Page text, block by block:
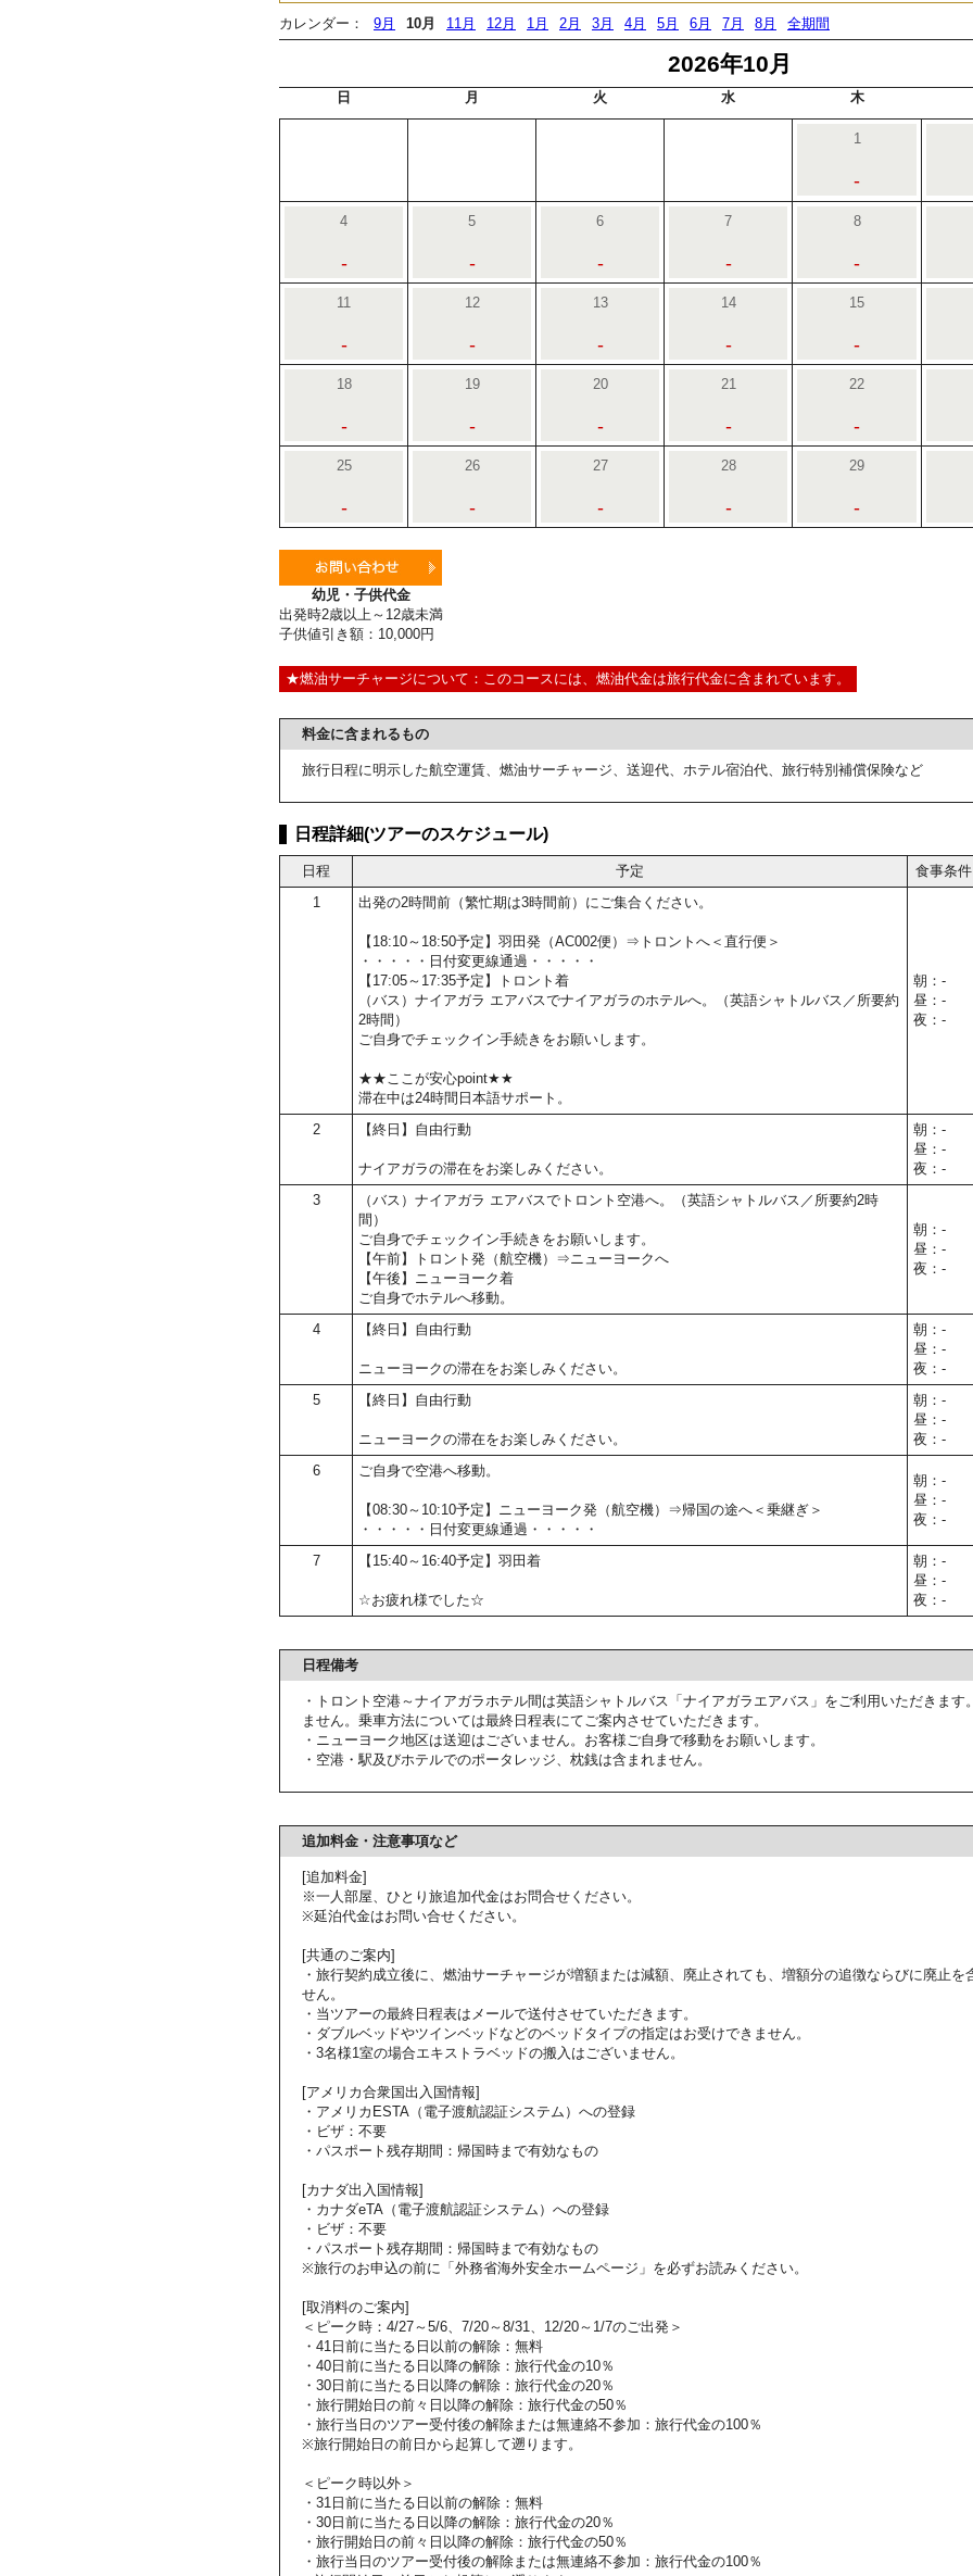
カレンダー： 9月 10月 11月 12月 1月 2月 3月 4月 5月 6月 7月 8月 全期間
2026年10月
日 月 火 水 木
1
-
4
-
5
-
6
-
7
-
8
-
11
-
12
-
13
-
14
-
15
-
18
-
19
-
20
-
21
-
22
-
25
-
26
-
27
-
28
-
29
-
幼児・子供代金
出発時2歳以上～12歳未満
子供値引き額：10,000円
★燃油サーチャージについて：このコースには、燃油代金は旅行代金に含まれています。
料金に含まれるもの
旅行日程に明示した航空運賃、燃油サーチャージ、送迎代、ホテル宿泊代、旅行特別補償保険など
日程詳細(ツアーのスケジュール)
日程 予定 食事条件
1
出発の2時間前（繁忙期は3時間前）にご集合ください。
【18:10～18:50予定】羽田発（AC002便）⇒トロントへ＜直行便＞
・・・・・日付変更線通過・・・・・
【17:05～17:35予定】トロント着
（バス）ナイアガラ エアバスでナイアガラのホテルへ。（英語シャトルバス／所要約
2時間）
ご自身でチェックイン手続きをお願いします。
★★ここが安心point★★
滞在中は24時間日本語サポート。
朝：-
昼：-
夜：-
2 【終日】自由行動
ナイアガラの滞在をお楽しみください。
朝：-
昼：-
夜：-
3
（バス）ナイアガラ エアバスでトロント空港へ。（英語シャトルバス／所要約2時
間）
ご自身でチェックイン手続きをお願いします。
【午前】トロント発（航空機）⇒ニューヨークへ
【午後】ニューヨーク着
ご自身でホテルへ移動。
朝：-
昼：-
夜：-
4 【終日】自由行動
ニューヨークの滞在をお楽しみください。
朝：-
昼：-
夜：-
5
【終日】自由行動
ニューヨークの滞在をお楽しみください。
朝：-
昼：-
夜：-
6
ご自身で空港へ移動。
【08:30～10:10予定】ニューヨーク発（航空機）⇒帰国の途へ＜乗継ぎ＞
・・・・・日付変更線通過・・・・・
朝：-
昼：-
夜：-
7 【15:40～16:40予定】羽田着
☆お疲れ様でした☆
朝：-
昼：-
夜：-
日程備考
・トロント空港～ナイアガラホテル間は英語シャトルバス「ナイアガラエアバス」をご利用いただきます
ません。乗車方法については最終日程表にてご案内させていただきます。
・ニューヨーク地区は送迎はございません。お客様ご自身で移動をお願いします。
・空港・駅及びホテルでのポータレッジ、枕銭は含まれません。
追加料金・注意事項など
[追加料金]
※一人部屋、ひとり旅追加代金はお問合せください。
※延泊代金はお問い合せください。
[共通のご案内]
・旅行契約成立後に、燃油サーチャージが増額または減額、廃止されても、増額分の追徴ならびに廃止を
せん。
・当ツアーの最終日程表はメールで送付させていただきます。
・ダブルベッドやツインベッドなどのベッドタイプの指定はお受けできません。
・3名様1室の場合エキストラベッドの搬入はございません。
[アメリカ合衆国出入国情報]
・アメリカESTA（電子渡航認証システム）への登録
・ビザ：不要
・パスポート残存期間：帰国時まで有効なもの
[カナダ出入国情報]
・カナダeTA（電子渡航認証システム）への登録
・ビザ：不要
・パスポート残存期間：帰国時まで有効なもの
※旅行のお申込の前に「外務省海外安全ホームページ」を必ずお読みください。
[取消料のご案内]
＜ピーク時：4/27～5/6、7/20～8/31、12/20～1/7のご出発＞
・41日前に当たる日以前の解除：無料
・40日前に当たる日以降の解除：旅行代金の10％
・30日前に当たる日以降の解除：旅行代金の20％
・旅行開始日の前々日以降の解除：旅行代金の50％
・旅行当日のツアー受付後の解除または無連絡不参加：旅行代金の100％
※旅行開始日の前日から起算して遡ります。
＜ピーク時以外＞
・31日前に当たる日以前の解除：無料
・30日前に当たる日以降の解除：旅行代金の20％
・旅行開始日の前々日以降の解除：旅行代金の50％
・旅行当日のツアー受付後の解除または無連絡不参加：旅行代金の100％